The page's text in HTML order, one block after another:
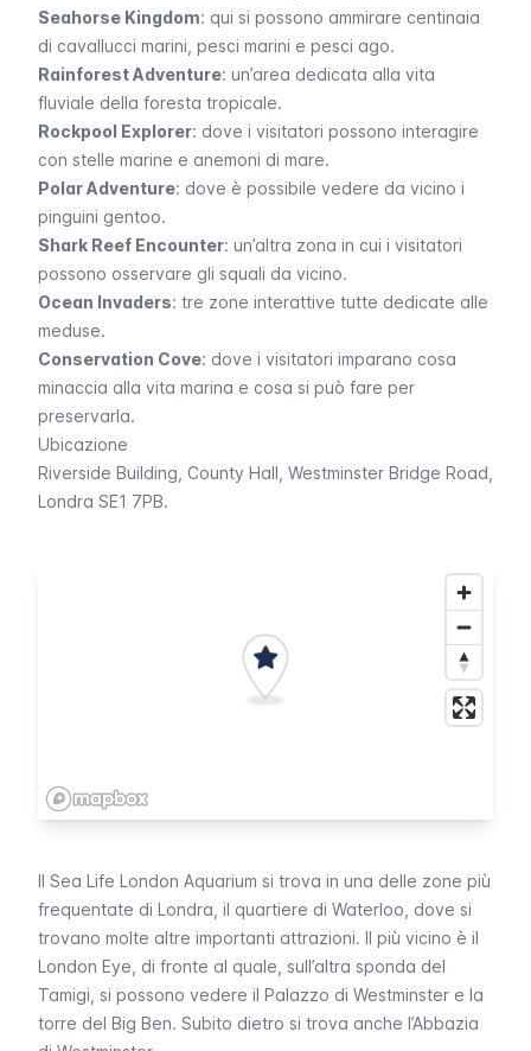
Seahorse Kingdom: qui si possono ammirare centinaia
di cavallucci marini, pesci marini e pesci ago.
Rainforest Adventure: un’area dedicata alla vita
fluviale della foresta tropicale.
Rockpool Explorer: dove i visitatori possono interagire
con stelle marine e anemoni di mare.
Polar Adventure: dove è possibile vedere da vicino i
pinguini gentoo.
Shark Reef Encounter: un’altra zona in cui i visitatori
possono osservare gli squali da vicino.
Ocean Invaders: tre zone interattive tutte dedicate alle
meduse.
Conservation Cove: dove i visitatori imparano cosa
minaccia alla vita marina e cosa si può fare per
preservarla.
Ubicazione
Riverside Building County Hall Westminster Bridge Road
Londra SE1 7PB.
Il Sea Life London Aquarium si trova in una delle zone più
frequentate di Londra, il quartiere di Waterloo , dove si
trovano molte altre importanti attrazioni. Il più vicino è il
London Eye , di fronte al quale, sull’altra sponda del
Tamigi, si possono vedere il Palazzo di Westminster e la
torre del Big Ben. Subito dietro si trova anche l’Abbazia